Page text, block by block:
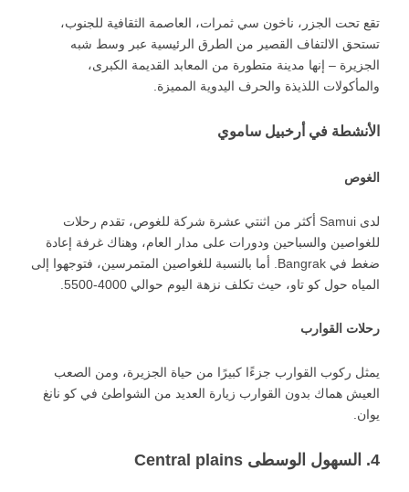
تقع تحت الجزر، ناخون سي ثمرات، العاصمة الثقافية للجنوب،
تستحق الالتفاف القصير من الطرق الرئيسية عبر وسط شبه
الجزيرة – إنها مدينة متطورة من المعابد القديمة الكبرى،
والمأكولات اللذيذة والحرف اليدوية المميزة.
الأنشطة في أرخبيل ساموي
الغوص
لدى Samui أكثر من اثنتي عشرة شركة للغوص، تقدم رحلات
للغواصين والسباحين ودورات على مدار العام، وهناك غرفة إعادة
ضغط في Bangrak. أما بالنسبة للغواصين المتمرسين، فتوجهوا إلى
المياه حول كو تاو، حيث تكلف نزهة اليوم حوالي 4000-5500.
رحلات القوارب
يمثل ركوب القوارب جزءًا كبيرًا من حياة الجزيرة، ومن الصعب
العيش هماك بدون القوارب زيارة العديد من الشواطئ في كو نانغ
يوان.
4. السهول الوسطى Central plains